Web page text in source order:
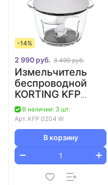
-14%
2 990 руб. 3 490 руб.
Измельчитель
беспроводной
KORTING KFP
0204 W
В наличии: 3 шт.
Арт. KFP 0204 W
В корзину